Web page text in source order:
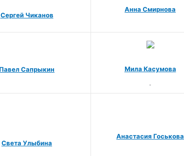
Сергей Чиканов
Анна Смирнова
Павел Сапрыкин Мила Касумова
Света Улыбина
Анастасия Госькова